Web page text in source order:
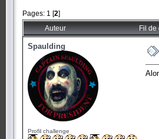
Pages: 1 [2]
Auteur Fil de
Spaulding
Profil challenge